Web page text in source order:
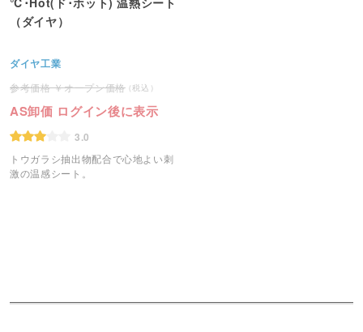
（ダイヤ）
ダイヤ工業
オープン価格
AS卸価 ログイン後に表示
3.0
トウガラシ抽出物配合で心地よい刺
激の温感シート。